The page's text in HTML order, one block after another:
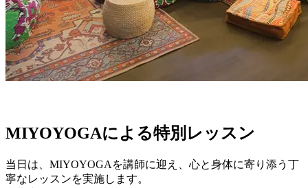
MIYOYOGAによる特別レッスン
当日は、MIYOYOGAを講師に迎え、心と身体に寄り添う丁
寧なレッスンを実施します。